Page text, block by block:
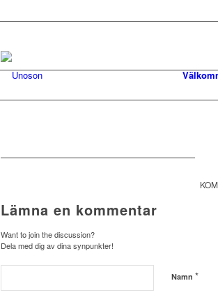
Lämna en kommentar
Want to join the discussion?
Dela med dig av dina synpunkter!
Namn *